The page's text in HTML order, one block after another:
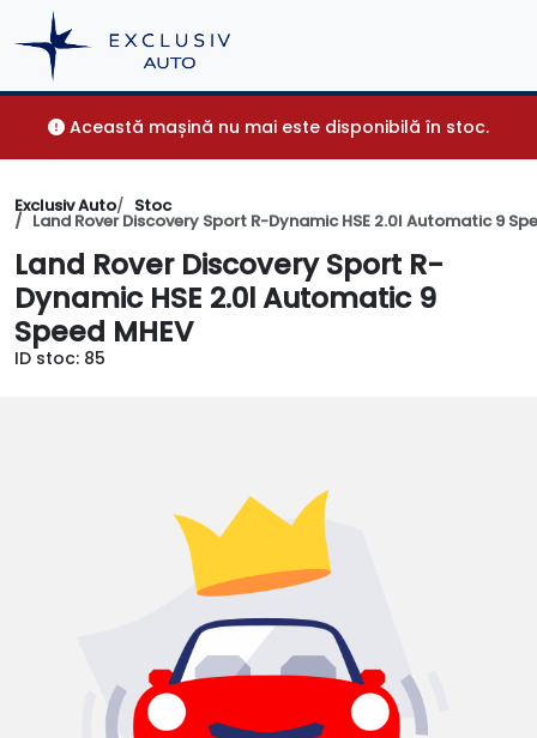
Această mașină nu mai este disponibilă în stoc.
Exclusiv Auto Stoc
Land Rover Discovery Sport R-Dynamic HSE 2.0l Automatic 9
Land Rover Discovery Sport R-
Dynamic HSE 2.0l Automatic 9
Speed MHEV
ID stoc: 85